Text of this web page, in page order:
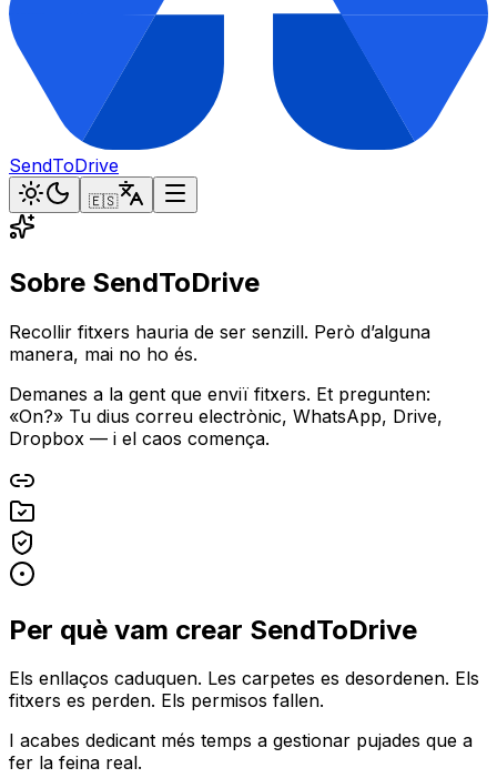
SendToDrive
🇪🇸
Sobre SendToDrive
Recollir fitxers hauria de ser senzill. Però d’alguna
manera, mai no ho és.
Demanes a la gent que enviï fitxers. Et pregunten:
«On?» Tu dius correu electrònic, WhatsApp, Drive,
Dropbox — i el caos comença.
Per què vam crear SendToDrive
Els enllaços caduquen. Les carpetes es desordenen. Els
fitxers es perden. Els permisos fallen.
I acabes dedicant més temps a gestionar pujades que a
fer la feina real.